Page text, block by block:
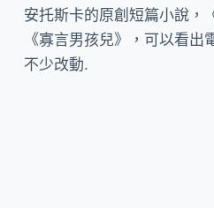
安托斯卡的原創短篇小說，
《寡言男孩兒》，可以看出
不少改動.